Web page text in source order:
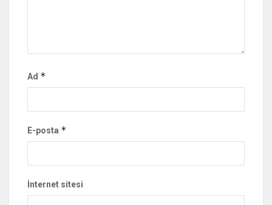
Ad *
E-posta *
İnternet sitesi